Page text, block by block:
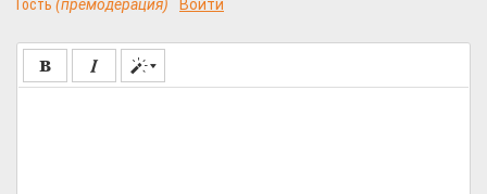
Гость (премодерация) Войти